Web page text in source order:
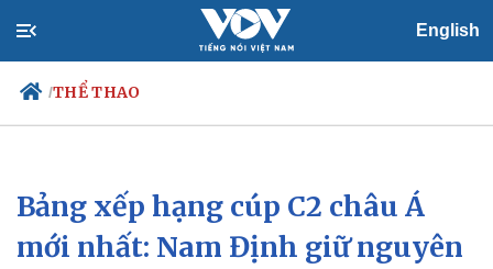
English
/THỂ THAO
Chính trị
Đảng
Tổ chức nhân sự
Xã hội
Tin 24h
Dự báo thời tiết
Bảng xếp hạng cúp C2 châu Á
mới nhất: Nam Định giữ nguyên